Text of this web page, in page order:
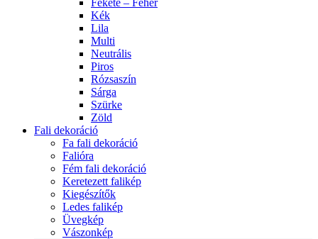
Fekete – Fehér
Kék
Lila
Multi
Neutrális
Piros
Rózsaszín
Sárga
Szürke
Zöld
Fali dekoráció
Fa fali dekoráció
Falióra
Fém fali dekoráció
Keretezett falikép
Kiegészítők
Ledes falikép
Üvegkép
Vászonkép